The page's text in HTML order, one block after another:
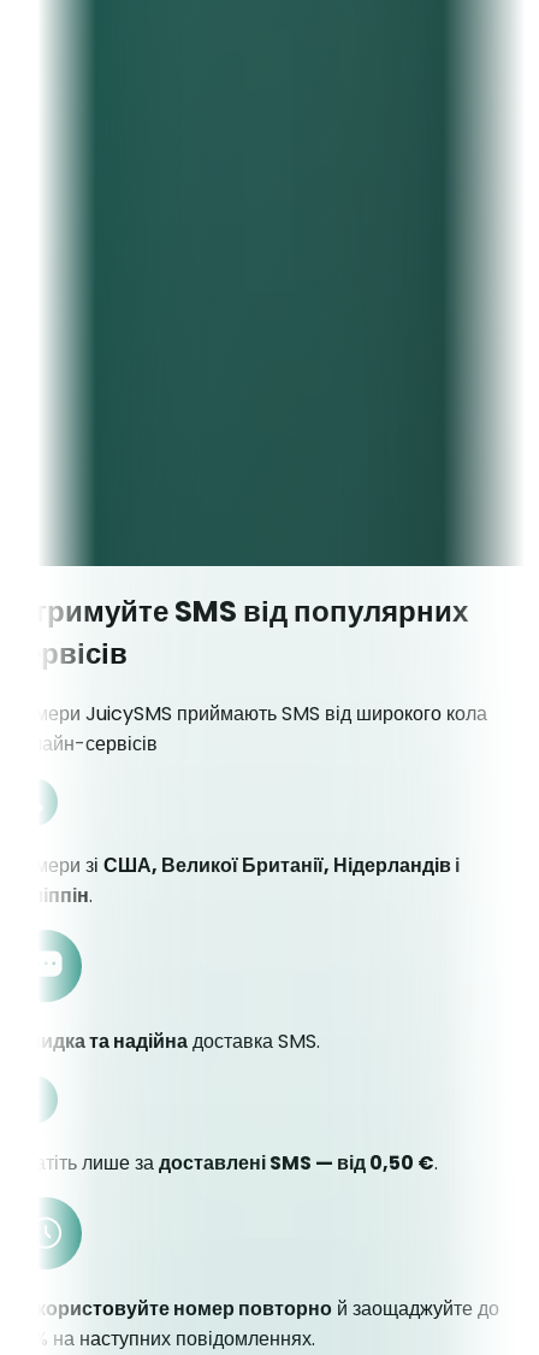
Отримуйте SMS від популярних
сервісів
Номери JuicySMS приймають SMS від широкого кола
онлайн-сервісів
Номери зі США, Великої Британії, Нідерландів і
Філіппін.
Швидка та надійнадоставка SMS.
Платіть лише задоставлені SMS — від 0,50 €.
Використовуйте номер повторно й заощаджуйте до
50% на наступних повідомленнях.